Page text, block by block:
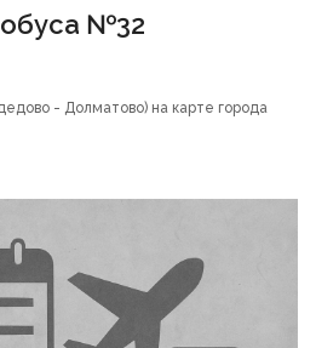
№32
- Долматово) на карте города